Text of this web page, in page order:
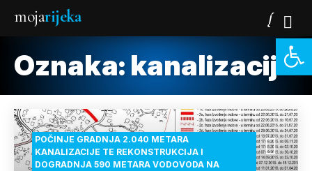
mojarijeka
Oznaka: kanalizacija
POČINJE GRADNJA 2.040 METARA
KANALIZACIJE TE REKONSTRUKCIJA I
DOGRADNJA 590 METARA VODOVODA NA